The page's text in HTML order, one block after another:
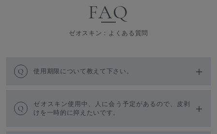
FAQ
ゼオスキン：よくある質問
Q 使用期限について教えて下さい。
Q
ゼオスキン使用中、人に会う予定があるので、皮剥
けを一時的に抑えたいです。